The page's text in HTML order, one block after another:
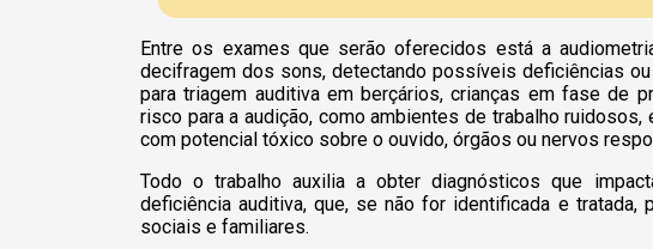
Entre os exames que serão oferecidos está a
decifragem dos sons, detectando possíveis deficiências
para triagem auditiva em berçários, crianças em fase de
risco para a audição, como ambientes de trabalho
com potencial tóxico sobre o ouvido, órgãos ou nervos
Todo o trabalho auxilia a obter diagnósticos que
deficiência auditiva, que, se não for identificada e tratada,
sociais e familiares.